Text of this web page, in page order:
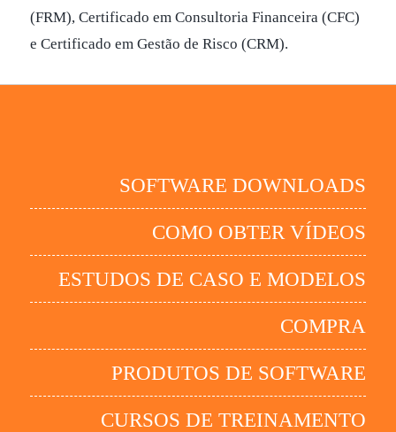
(FRM), Certificado em Consultoria Financeira (CFC)
e Certificado em Gestão de Risco (CRM).
SOFTWARE DOWNLOADS
COMO OBTER VÍDEOS
ESTUDOS DE CASO E MODELOS
COMPRA
PRODUTOS DE SOFTWARE
CURSOS DE TREINAMENTO